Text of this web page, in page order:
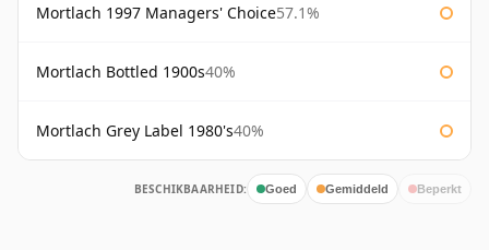
Mortlach 1997 Managers' Choice57.1%
Mortlach Bottled 1900s40%
Mortlach Grey Label 1980's40%
BESCHIKBAARHEID: Goed Gemiddeld Beperkt